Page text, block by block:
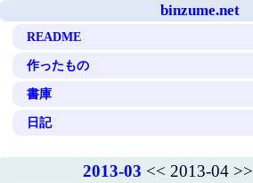
binzume.net
README
作ったもの
書庫
日記
2013-03 << 2013-04 >>